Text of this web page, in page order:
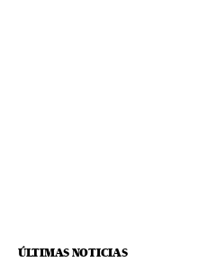
ÚLTIMAS NOTICIAS